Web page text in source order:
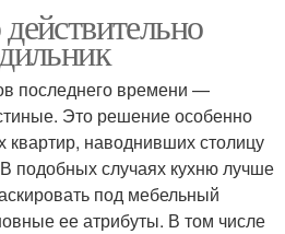
последнего времени —
Это решение особенно
квартир, наводнивших столицу
подобных случаях кухню лучше
под мебельный
ее атрибуты. В том числе